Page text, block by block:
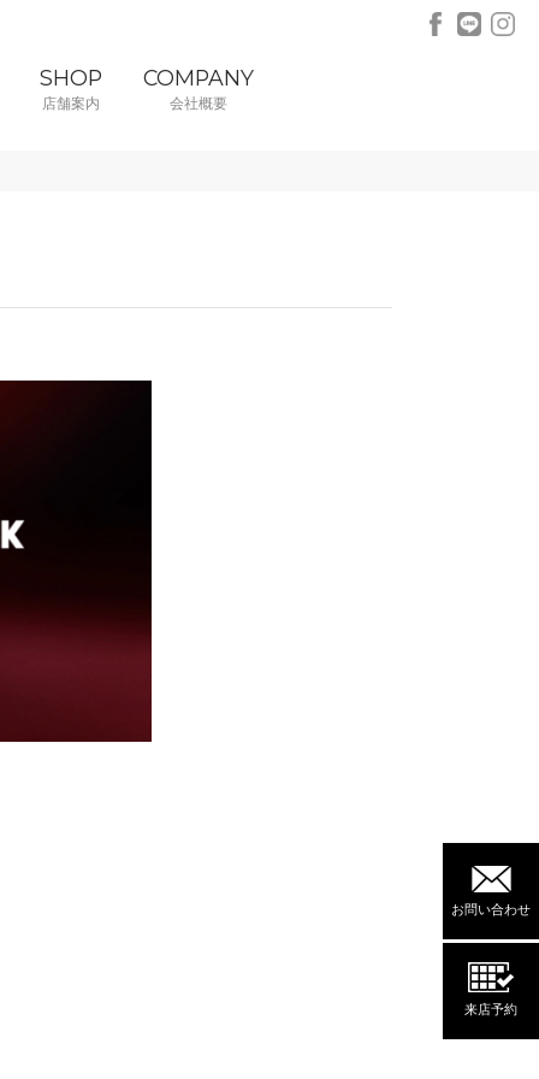
SHOP
店舗案内
COMPANY
会社概要
お問い合わせ
来店予約